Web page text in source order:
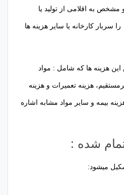
مشخص به اقلامی از تولید یا
کارخانه یا سایر هزینه ها
هزینه ها که شامل : مواد
هزینه تعمیرات و هزینه
بیمه و سایر مواد مشابه اشاره
شده :